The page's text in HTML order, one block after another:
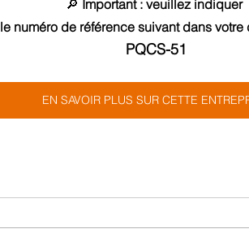
🔎 Important : veuillez indiquer
le numéro de référence suivant dans votre
PQCS-51
EN SAVOIR PLUS SUR CETTE